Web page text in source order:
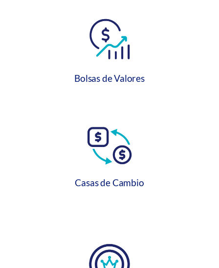
Bolsas de Valores
Casas de Cambio